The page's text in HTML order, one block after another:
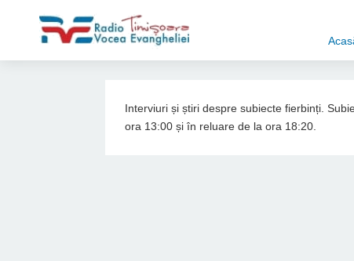
Interviuri și știri despre subiecte fierbinți.
ora 13:00 și în reluare de la ora 18:20.